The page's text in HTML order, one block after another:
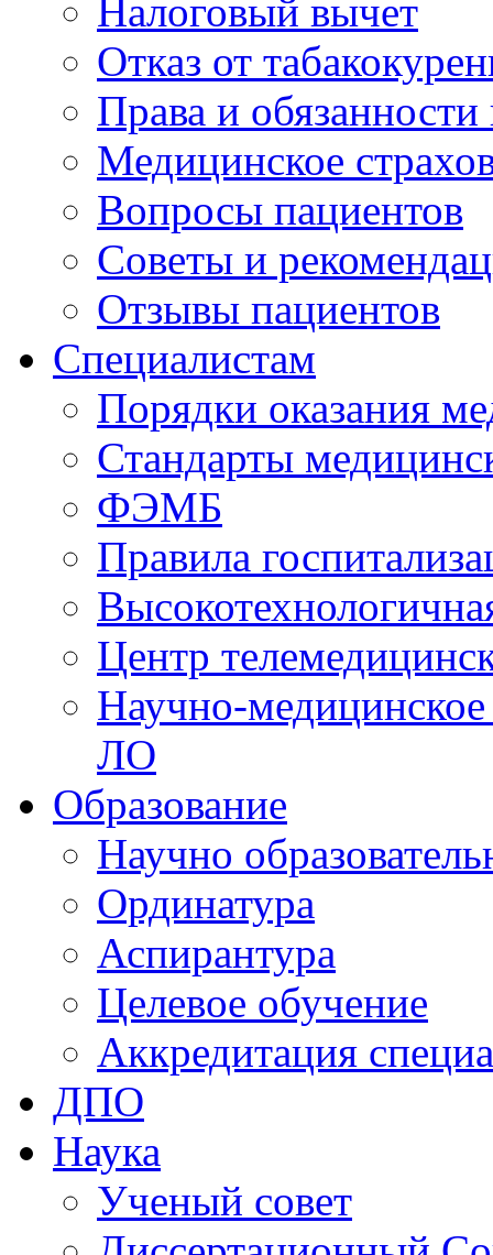
Налоговый вычет
Отказ от
Права и
Медицинское
Вопросы пациентов
Советы и
Отзывы пациентов
Специалистам
Порядки оказания
Стандарты
ФЭМБ
Правила
Центр
Научно-
ЛО
Образование
Научно
Ординатура
Аспирантура
Целевое обучение
Аккредитация
ДПО
Наука
Ученый совет